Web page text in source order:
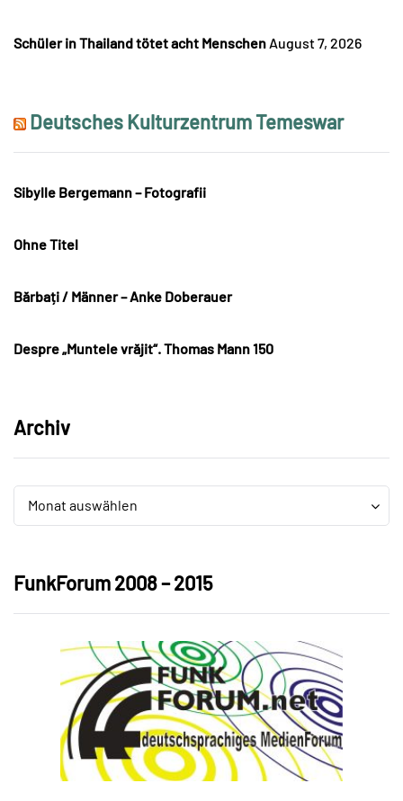
Schüler in Thailand tötet acht Menschen August 7, 2026
Deutsches Kulturzentrum Temeswar
Sibylle Bergemann – Fotografii
Ohne Titel
Bărbați / Männer – Anke Doberauer
Despre „Muntele vrăjit“. Thomas Mann 150
Archiv
Monat auswählen
Archiv
FunkForum 2008 – 2015